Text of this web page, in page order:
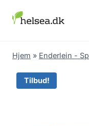
Hjem » Enderlein -
Tilbud!